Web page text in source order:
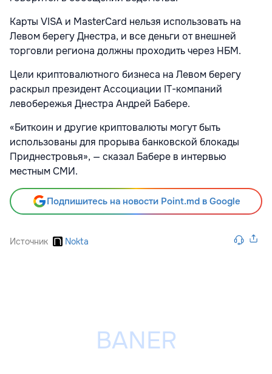
Карты VISA и MasterCard нельзя использовать на
Левом берегу Днестра, и все деньги от внешней
торговли региона должны проходить через НБМ.
Цели криптовалютного бизнеса на Левом берегу
раскрыл президент Ассоциации IT-компаний
левобережья Днестра Андрей Бабере.
«Биткоин и другие криптовалюты могут быть
использованы для прорыва банковской блокады
Приднестровья», — сказал Бабере в интервью
местным СМИ.
Подпишитесь на новости Point.md в Google
Источник Nokta